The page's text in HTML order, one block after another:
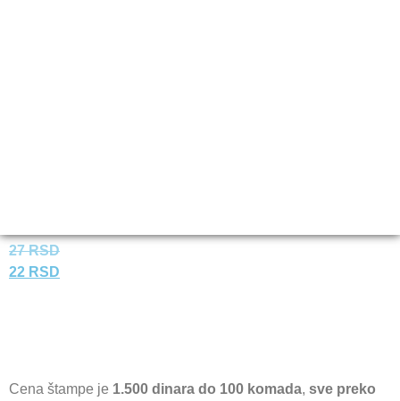
27RSD
22 RSD
Cena štampe je 1.500 dinara do 100 komada, sve preko